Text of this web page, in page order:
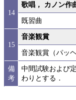
14
歌唱， カノン作
既習曲
15
音楽観賞
音楽観賞（パッ
備
考
中間試験および
わりとする．